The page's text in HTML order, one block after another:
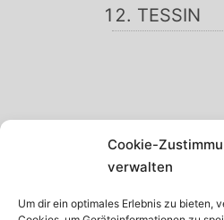
Cookie-
verwalten
Um dir ein optimales Erlebnis zu bieten,
TESSIN
GARDASEE
MADEIRA